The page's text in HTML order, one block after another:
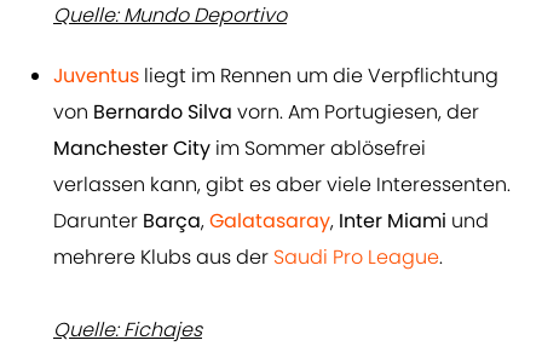
Quelle: Mundo Deportivo
Juventus liegt im Rennen um die Verpflichtung
von Bernardo Silva vorn. Am Portugiesen, der
Manchester City im Sommer ablösefrei
verlassen kann, gibt es aber viele Interessenten.
Darunter Barça,Galatasaray, Inter Miami und
mehrere Klubs aus der Saudi Pro League.
Quelle: Fichajes